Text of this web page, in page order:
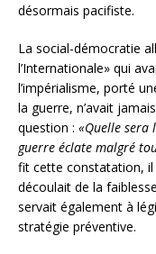
désormais pacifiste.
La social-démocratie
l’Internationale» qui
l’impérialisme, porté
la guerre, n’avait
question : «Quelle sera
guerre éclate malgré
fit cette constatation, il
découlait de la
servait également à
stratégie préventive.